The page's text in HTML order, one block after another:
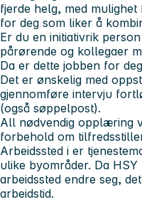
fjerde helg, med
for deg som liker å
Er du en initiativrik
pårørende og kollegaer
Da er dette jobben for
Det er ønskelig med
gjennomføre intervju
(også søppelpost).
All nødvendig opplæring
forbehold om
Arbeidssted i er
ulike byområder. Da
arbeidssted endre seg,
arbeidstid.